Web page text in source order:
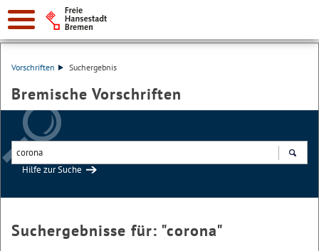
Vorschriften Suchergebnis
Bremische Vorschriften
Hilfe zur Suche
Suchergebnisse für: "corona"